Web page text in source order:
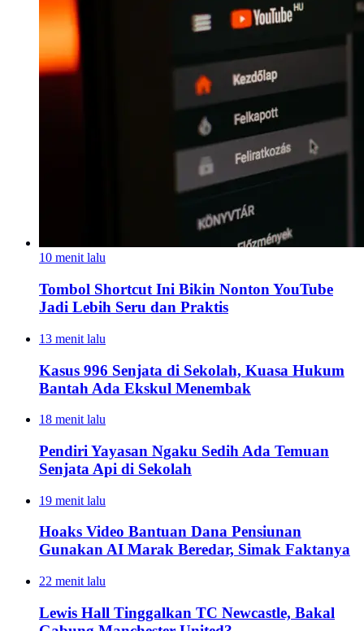
10 menit lalu
Tombol Shortcut Ini Bikin Nonton YouTube
Jadi Lebih Seru dan Praktis
13 menit lalu
Kasus 996 Senjata di Sekolah, Kuasa Hukum
Bantah Ada Ekskul Menembak
18 menit lalu
Pendiri Yayasan Ngaku Sedih Ada Temuan
Senjata Api di Sekolah
19 menit lalu
Hoaks Video Bantuan Dana Pensiunan
Gunakan AI Marak Beredar, Simak Faktanya
22 menit lalu
Lewis Hall Tinggalkan TC Newcastle, Bakal